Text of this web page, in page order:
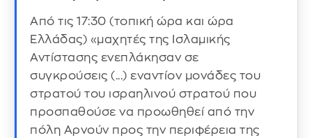
Από τις 17:30 (τοπική ώρα και ώρα
Ελλάδας) «μαχητές της Ισλαμικής
Αντίστασης ενεπλάκησαν σε
συγκρούσεις (...) εναντίον μονάδες του
στρατού του ισραηλινού στρατού που
προσπαθούσε να προωθηθεί από την
πόλη Αρνούν προς την περιφέρεια της